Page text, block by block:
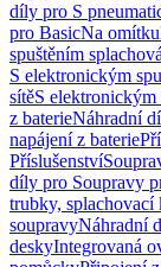
díly pro S
pro BasicNa omítku
spuštěním
S elektronickým
sítěS elektronickým
z baterieNáhradní
napájení z baterie
Příslušenství
díly pro Soupravy
trubky, splachovací
soupravyNáhradní
deskyIntegrovaná